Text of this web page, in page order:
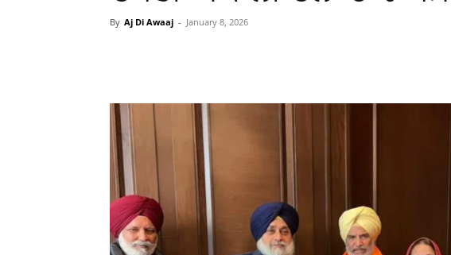
By Aj Di Awaaj - January 8, 2026